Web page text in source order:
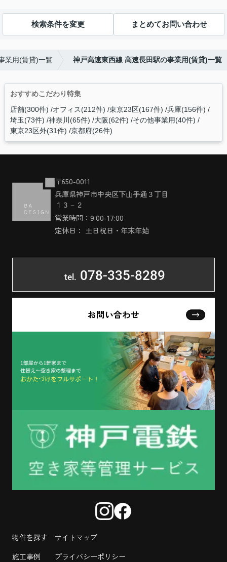
検索条件を変更 まとめてお問い合わせ
業用(賃貸)一覧 神戸高速東西線 高速長田駅の事業用(賃貸)一覧
おすすめこだわり特集
店舗(300件) オフィス(212件) 東京23区(167件) 兵庫(156件)
埼玉(73件) 神奈川(65件) 大阪(62件) その他事業用(40件)
東京23区外(31件) 京都府(26件)
〒650-0011
兵庫県神戸市中央区下山手通３丁目
１３－２
営業時間：9:00-17:00
定休日： 土日祝日・年末年始
tel. 078-335-8289
お問い合わせ
物件を探す
施工事例
サイトマップ
プライバシーポリシー